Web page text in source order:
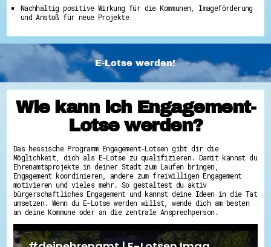
Nachhaltig positive Wirkung für die Kommunen, Imageförderung
und Anstoß für neue Projekte
E-Lotse werden!
Wie kann ich Engagement-
Lotse werden?
Das hessische Programm Engagement-Lotsen gibt dir die
Möglichkeit, dich als E-Lotse zu qualifizieren. Damit kannst du
Ehrenamtsprojekte in deiner Stadt zum Laufen bringen,
Engagement koordinieren, andere zum freiwilligen Engagement
motivieren und vieles mehr. So gestaltest du aktiv
bürgerschaftliches Engagement und kannst deine Ideen in die Tat
umsetzen. Wenn du E-Lotse werden willst, wende dich am besten
an deine Kommune oder an die zentrale Ansprechperson.